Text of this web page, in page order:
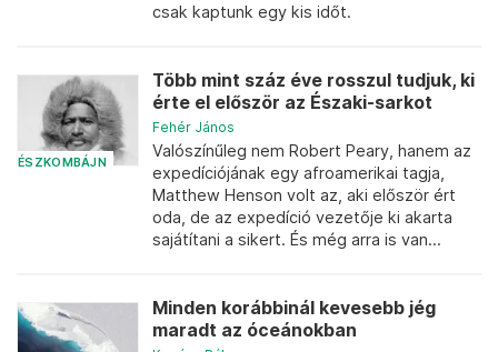
csak kaptunk egy kis időt.
ÉSZKOMBÁJN
Több mint száz éve rosszul tudjuk, ki
érte el először az Északi-sarkot
Fehér János
Valószínűleg nem Robert Peary, hanem az
expedíciójának egy afroamerikai tagja,
Matthew Henson volt az, aki először ért
oda, de az expedíció vezetője ki akarta
sajátítani a sikert. És még arra is van...
Minden korábbinál kevesebb jég
maradt az óceánokban